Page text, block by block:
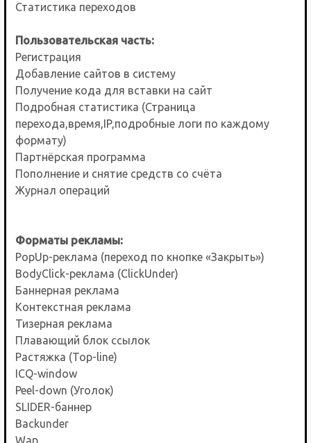
Статистика переходов
Пользовательская часть:
Регистрация
Добавление сайтов в систему
Получение кода для вставки на сайт
Подробная статистика (Страница
перехода,время,IP,подробные логи по каждому
формату)
Партнёрская программа
Пополнение и снятие средств со счёта
Журнал операций
Форматы рекламы:
PopUp-реклама (переход по кнопке «Закрыть»)
BodyClick-реклама (ClickUnder)
Баннерная реклама
Контекстная реклама
Тизерная реклама
Плавающий блок ссылок
Растяжка (Top-line)
ICQ-window
Peel-down (Уголок)
SLIDER-баннер
Backunder
Wap